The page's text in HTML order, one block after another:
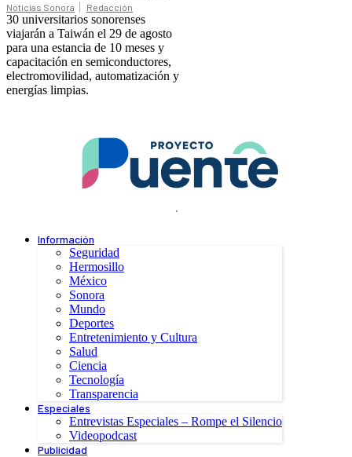
Noticias Sonora Redacción
30 universitarios sonorenses
viajarán a Taiwán el 29 de agosto
para una estancia de 10 meses y
capacitación en semiconductores,
electromovilidad, automatización y
energías limpias.
.
Información
Seguridad
Hermosillo
México
Sonora
Mundo
Deportes
Entretenimiento y Cultura
Salud
Ciencia
Tecnología
Transparencia
Especiales
Entrevistas Especiales – Rompe el Silencio
Videopodcast
Publicidad